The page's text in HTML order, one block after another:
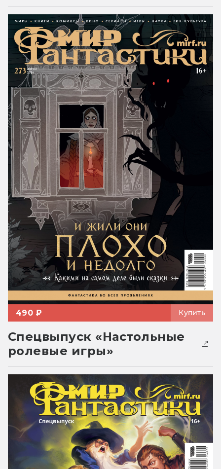
490 ₽ Купить
Спецвыпуск «Настольные
ролевые игры»